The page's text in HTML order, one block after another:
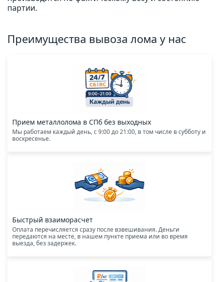
партии.
Преимущества вывоза лома у нас
Прием металлолома в СПб без выходных
Мы работаем каждый день, с 9:00 до 21:00, в том числе в субботу и
воскресенье.
Быстрый взаиморасчет
Оплата перечисляется сразу после взвешивания. Деньги
передаются на месте, в нашем пункте приема или во время
выезда, без задержек.